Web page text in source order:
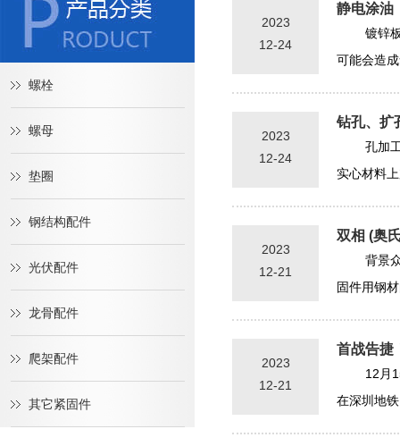
螺栓
螺母
垫圈
钢结构配件
光伏配件
龙骨配件
爬架配件
其它紧固件
2023
12-24
静电涂油
镀锌
可能会造
2023
12-24
钻孔、扩
孔加
实心材料
2023
12-21
双相 (奥
背景
固件用钢
2023
12-21
首战告捷
12月
在深圳地